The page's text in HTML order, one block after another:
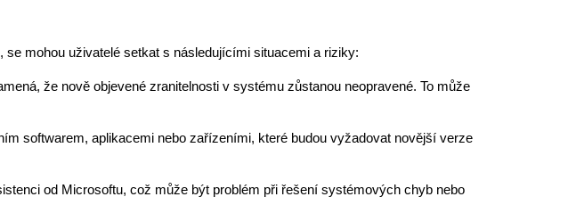
, se mohou uživatelé setkat s následujícími situacemi a riziky:
že nově objevené zranitelnosti v systému zůstanou neopravené. To může
softwarem, aplikacemi nebo zařízeními, které budou vyžadovat novější verze
od Microsoftu, což může být problém při řešení systémových chyb nebo